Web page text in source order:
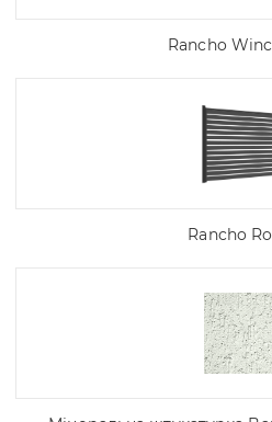
Rancho
Rancho